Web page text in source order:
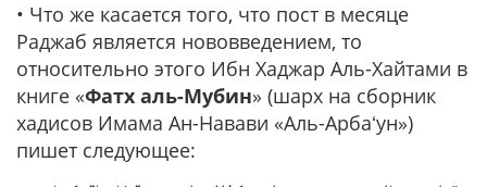
• Что же касается того, что пост в месяце
Раджаб является нововведением, то
относительно этого Ибн Хаджар Аль-Хайтами в
книге «Фатх аль-Мубин» (шарх на сборник
хадисов Имама Ан-Навави «Аль-Арбаʻун»)
пишет следующее: